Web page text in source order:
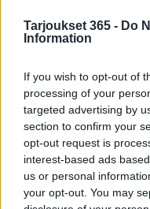
Tarjoukset 365 - Do
Information
If you wish to opt-out of
processing of your
targeted advertising by
section to confirm your
opt-out request is
interest-based ads
us or personal
your opt-out. You may
virkistyneen ja
Jatkuva altistuminen
ihon terveydelle.Jos
rantalomakohteessa
aurinkosuojan käyttö
välttämiseen.